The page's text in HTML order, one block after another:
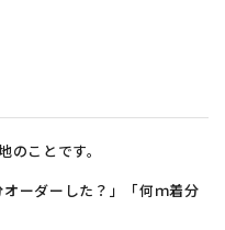
ことです。
ーダーした？」「何ｍ着分